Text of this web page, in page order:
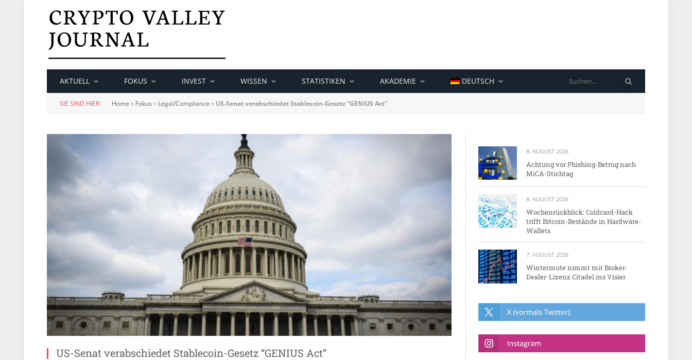
AKTUELL FOKUS INVEST WISSEN STATISTIKEN AKADEMIE DEUTSCH
SIE SIND HIER: Home » Fokus » Legal/Compliance » US-Senat verabschiedet Stablecoin-Gesetz “GENIUS Act”
US-Senat verabschiedet Stablecoin-Gesetz “GENIUS Act”
8. AUGUST 2026
Achtung vor Phishing-Betrug nach
MiCA-Stichtag
8. AUGUST 2026
Wochenrückblick: Coldcard-Hack
trifft Bitcoin-Bestände in Hardware-
Wallets
7. AUGUST 2026
Wintermute nimmt mit Broker-
Dealer-Lizenz Citadel ins Visier